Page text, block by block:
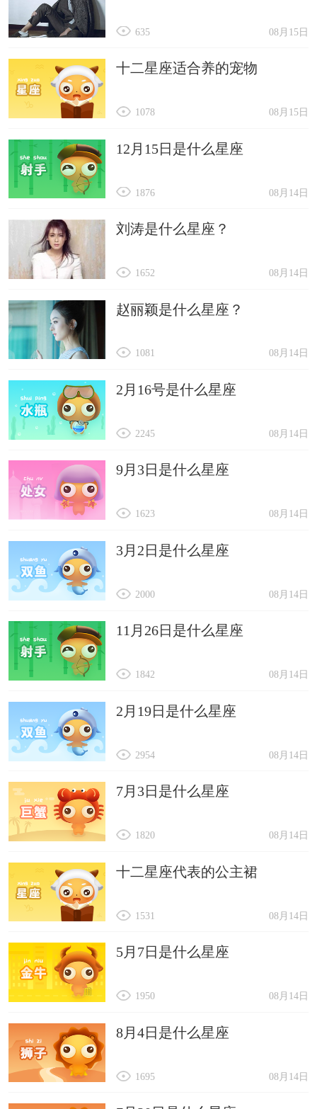
08月15日
635
十二星座适合养的宠物
08月15日
1078
12月15日是什么星座
08月14日
1876
刘涛是什么星座？
08月14日
1652
赵丽颖是什么星座？
08月14日
1081
2月16号是什么星座
08月14日
2245
9月3日是什么星座
08月14日
1623
3月2日是什么星座
08月14日
2000
11月26日是什么星座
08月14日
1842
2月19日是什么星座
08月14日
2954
7月3日是什么星座
08月14日
1820
十二星座代表的公主裙
08月14日
1531
5月7日是什么星座
08月14日
1950
8月4日是什么星座
08月14日
1695